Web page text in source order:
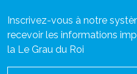
Inscrivez-vous à notre
recevoir les informations
la Le Grau du Roi